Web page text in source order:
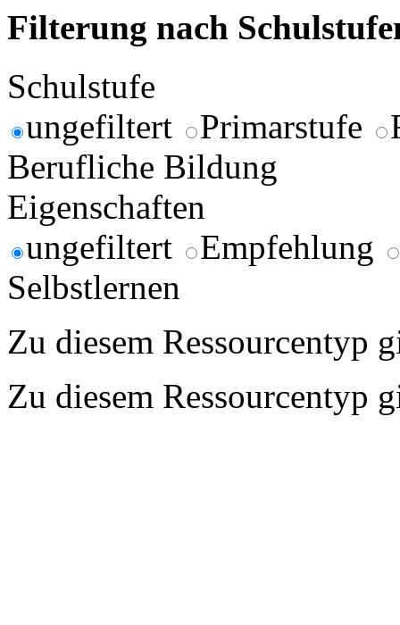
Filterung nach
Schulstufe
ungefiltert
Primarstufe
Berufliche Bildung
Eigenschaften
ungefiltert
Empfehlung
Selbstlernen
Zu diesem Ressourcentyp
Zu diesem Ressourcentyp